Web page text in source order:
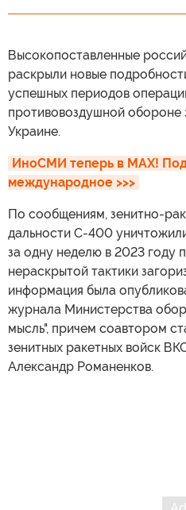
Высокопоставленные
раскрыли новые
успешных периодов
противовоздушной обороне
Украине.
ИноСМИ теперь в MAX!
международное >>>
По сообщениям, зенитно-
дальности С-400
за одну неделю в 2023 году
нераскрытой тактики
информация была
журнала Министерства
мысль", причем соавтором
зенитных ракетных войск
Александр Романенков.